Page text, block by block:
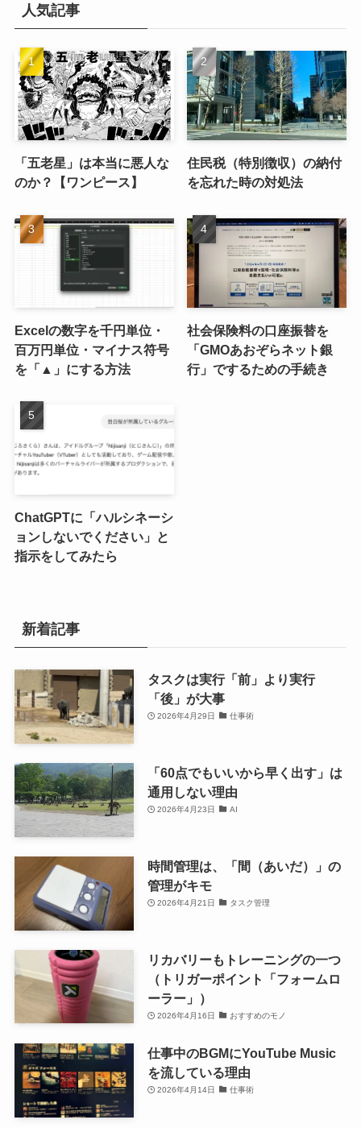
ブ人気記事
「五老星」は本当に悪人な
のか？【ワンピース】
住民税（特別徴収）の納付
を忘れた時の対処法
Excelの数字を千円単位・
百万円単位・マイナス符号
を「▲」にする方法
社会保険料の口座振替を
「GMOあおぞらネット銀
行」でするための手続き
ChatGPTに「ハルシネーシ
ョンしないでください」と
指示をしてみたら
新着記事
タスクは実行「前」より実行
「後」が大事
2026年4月29日 仕事術
「60点でもいいから早く出す」は
通用しない理由
2026年4月23日 AI
時間管理は、「間（あいだ）」の
管理がキモ
2026年4月21日 タスク管理
リカバリーもトレーニングの一つ
（トリガーポイント「フォームロ
ーラー」）
2026年4月16日 おすすめのモノ
仕事中のBGMにYouTube Music
を流している理由
2026年4月14日 仕事術